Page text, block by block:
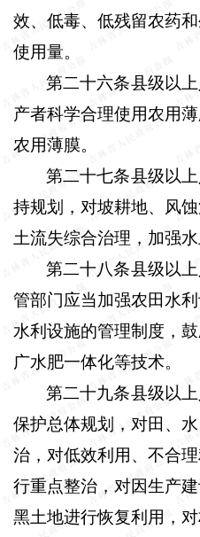
效、低毒、低残留农药
使用量。
第二十六条县级以
产者科学合理使用农用
农用薄膜。
第二十七条县级以
持规划，对坡耕地、风
土流失综合治理，加强
第二十八条县级以
管部门应当加强农田水
水利设施的管理制度，
广水肥一体化等技术。
第二十九条县级以
保护总体规划，对田、
治，对低效利用、不合
行重点整治，对因生产
黑土地进行恢复利用，